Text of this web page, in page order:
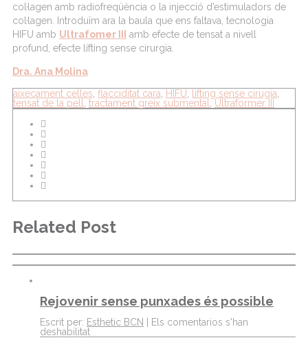
col·lagen amb radiofreqüència o la injecció d’estimuladors de
col·lagen. Introduïm ara la baula que ens faltava, tecnologia
HIFU amb Ultrafomer III
amb efecte de tensat a nivell
profund, efecte lífting sense cirurgia.
Dra. Ana Molina
aixecament celles flacciditat cara HIFU lifting sense cirugia
tensat de la pell
tractament greix submental Ultraformer III
Related Post
Rejovenir sense punxades és possible
Escrit per: Esthetic BCN
Els comentarios s'han
deshabilitat